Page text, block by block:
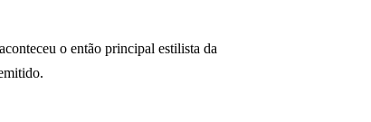
o então principal estilista da